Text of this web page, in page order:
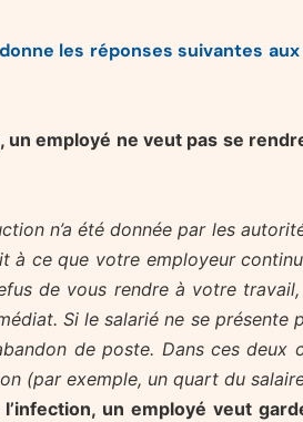
les réponses suivantes
un employé ne veut pas se
n’a été donnée par les
à ce que votre employeur
de vous rendre à votre
Si le salarié ne se présente
de poste. Dans ces deux
(par exemple, un quart du
un employé veut